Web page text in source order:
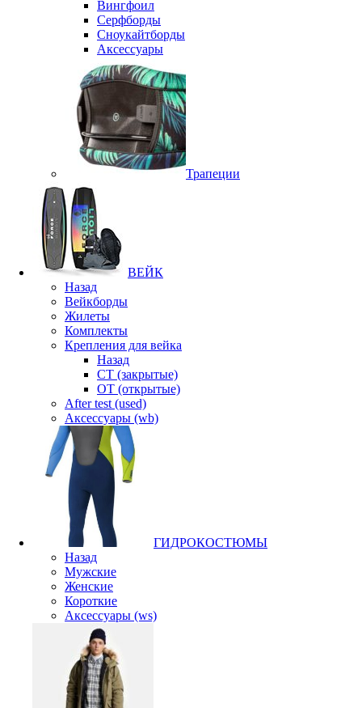
Вингфоил
Серфборды
Сноукайтборды
Аксессуары
Трапеции
ВЕЙК
Назад
Вейкборды
Жилеты
Комплекты
Крепления для вейка
Назад
CT (закрытые)
OT (открытые)
After test (used)
Аксессуары (wb)
ГИДРОКОСТЮМЫ
Назад
Мужские
Женские
Короткие
Аксессуары (ws)